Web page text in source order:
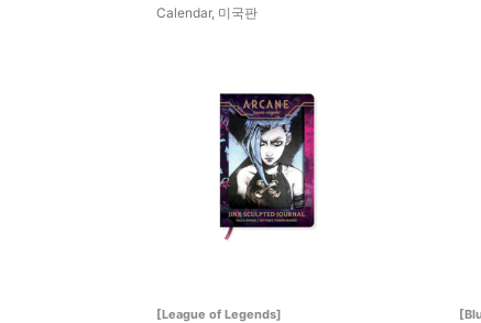
Calendar, 미국판
[League of Legends]